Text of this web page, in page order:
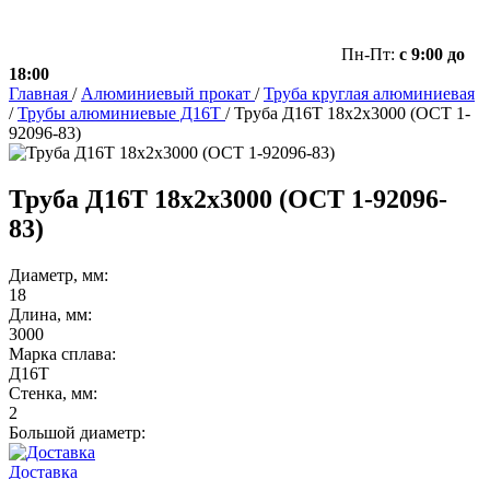
Пн-Пт: с 9:00 до
18:00
Главная / Алюминиевый прокат / Труба круглая алюминиевая
/ Трубы алюминиевые Д16Т / Труба Д16Т 18х2х3000 (ОСТ 1-
92096-83)
Труба Д16Т 18х2х3000 (ОСТ 1-92096-
83)
Диаметр, мм:
18
Длина, мм:
3000
Марка сплава:
Д16Т
Стенка, мм:
2
Большой диаметр:
Доставка